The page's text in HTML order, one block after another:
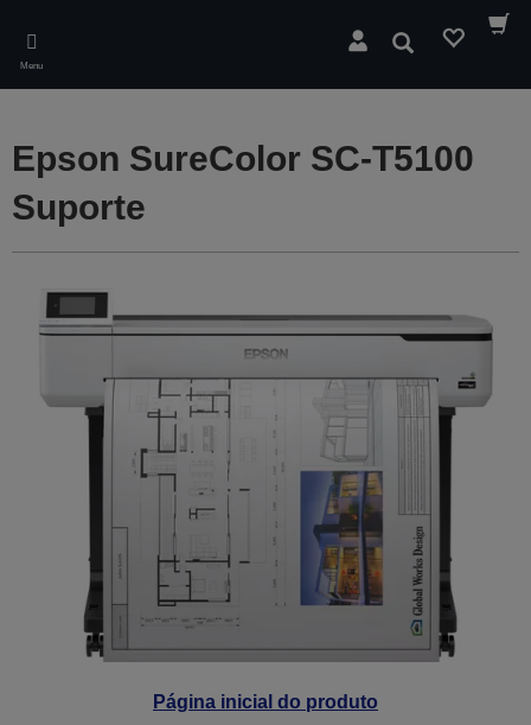
main
content
Menu
Pesquisar
Página inicial do produto
Epson SureColor SC-T5100
Suporte